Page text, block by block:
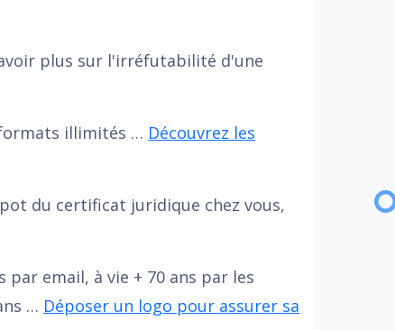
plus sur l'irréfutabilité d'une
illimités … Découvrez les
du certificat juridique chez vous,
par email, à vie + 70 ans par les
… Déposer un logo pour assurer sa